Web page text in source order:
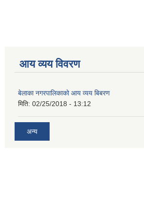
आय व्यय विवरण
बेलाका नगरपालिकाको आय व्यय बिबरण
मिति: 02/25/2018 - 13:12
अन्य